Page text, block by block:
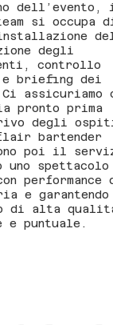
dell’evento,
si occupa
degli
controllo
e briefing dei
Ci assicuriamo
pronto prima
degli
bartender
poi il
uno spettacolo
performance
e garantendo
di alta
e puntuale.